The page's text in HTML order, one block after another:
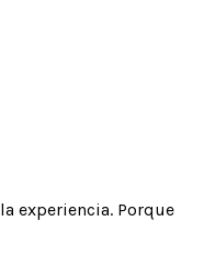
experiencia. Porque